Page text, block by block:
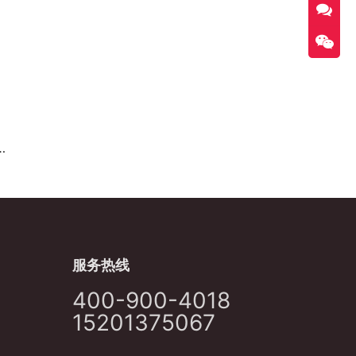
服务热线
400-900-4018
15201375067